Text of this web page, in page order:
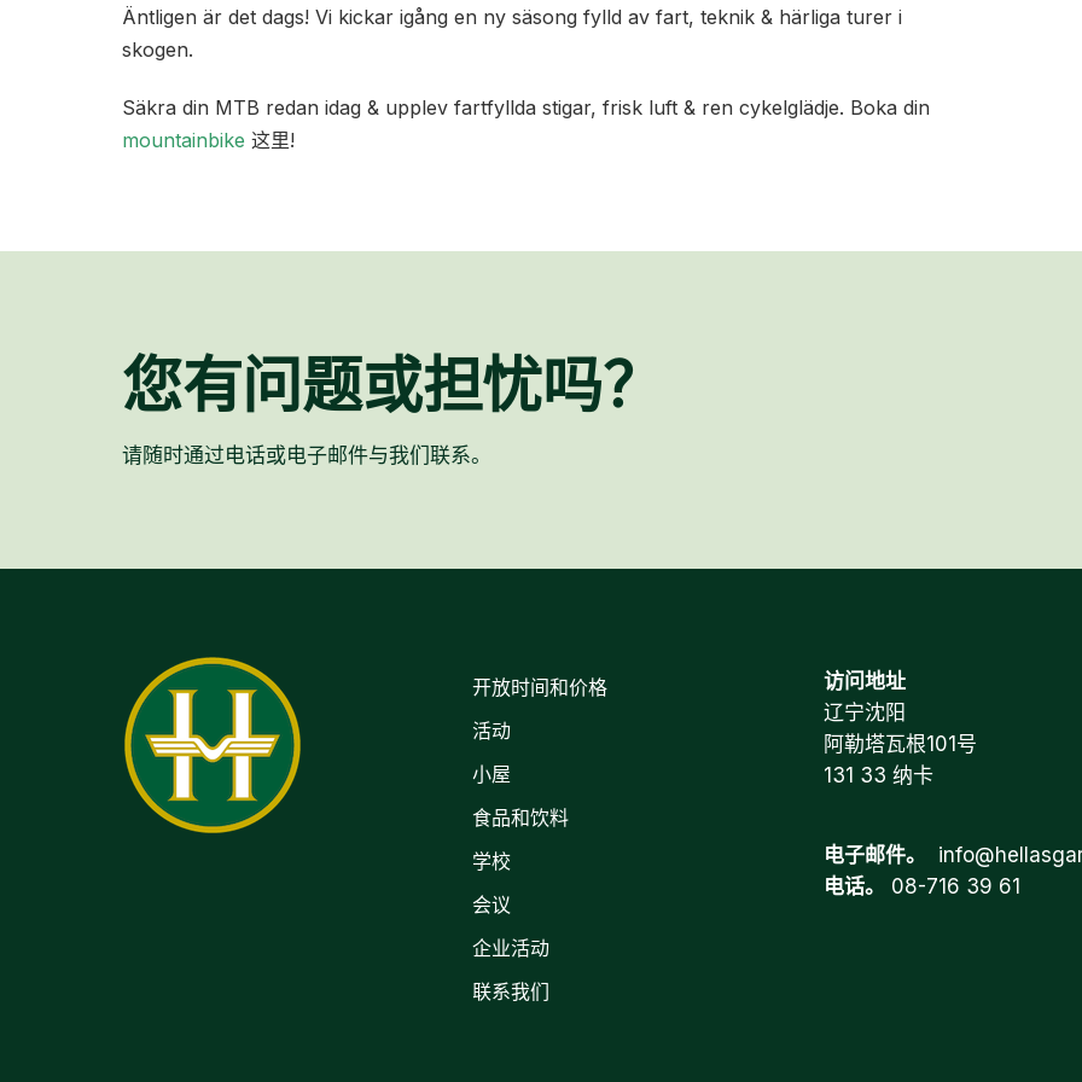
Äntligen är det dags! Vi kickar igång en ny säsong fylld av fart, teknik & härliga turer i
skogen.
Säkra din MTB redan idag & upplev fartfyllda stigar, frisk luft & ren cykelglädje. Boka din
mountainbike 这里!
您有问题或担忧吗？
请随时通过电话或电子邮件与我们联系。
开放时间和价格
活动
小屋
食品和饮料
学校
会议
企业活动
联系我们
访问地址
辽宁沈阳
阿勒塔瓦根101号
131 33 纳卡
电子邮件。
电话。
08-716 39 61